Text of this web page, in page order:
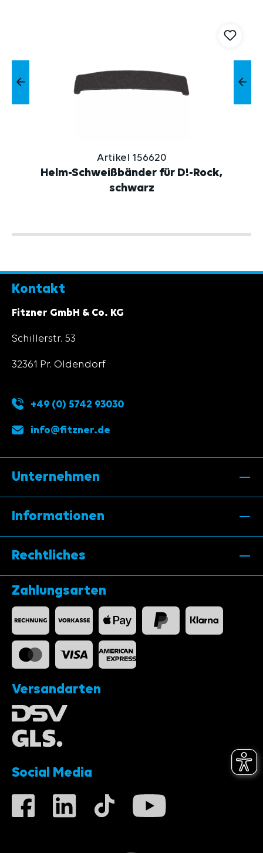
Artikel 156620
Helm-Schweißbänder für D!-Rock,
schwarz
Kontakt
Fitzner GmbH & Co. KG
Schillerstr. 53
32361 Pr. Oldendorf
+49 (0) 5742 93030
info@fitzner.de
Unternehmen
Informationen
Rechtliches
Zahlungsarten
Versandarten
Social Media